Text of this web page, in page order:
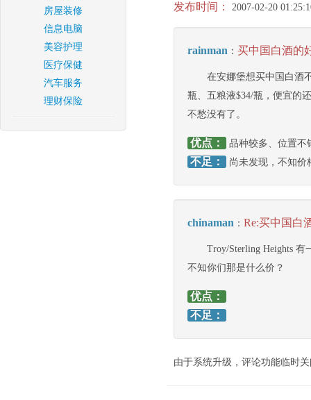
房屋装修
信息电脑
美容护理
医疗保健
汽车服务
理财保险
发布时间：
2007-02-20
rainman ： 买中国白酒的
在安娜堡想买中国白酒
瓶、五粮液$34/瓶，便宜的
不愁没有了。
优点： 品种较多、位置不
不足： 尚未发现，不知价
chinaman ： Re:买中国白
Troy/Sterling Heights 有
不知你们那是什么价？
优点：
不足：
由于系统升级，评论功能临时